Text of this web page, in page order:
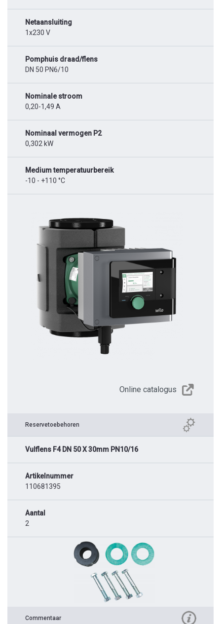
Netaansluiting
1x230 V
Pomphuis draad/flens
DN 50 PN6/10
Nominale stroom
0,20-1,49 A
Nominaal vermogen P2
0,302 kW
Medium temperatuurbereik
-10 - +110 °C
Online catalogus
Reservetoebehoren
Vulflens F4 DN 50 X 30mm PN10/16
Artikelnummer
110681395
Aantal
2
Commentaar